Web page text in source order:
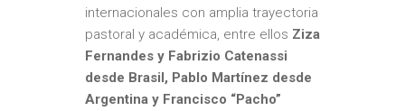
internacionales con amplia trayectoria
pastoral y académica, entre ellos Ziza
Fernandes y Fabrizio Catenassi
desde Brasil, Pablo Martínez desde
Argentina y Francisco “Pacho”